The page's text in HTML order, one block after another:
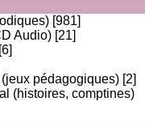
[981]
Audio) [21]
[6]
pédagogiques) [2]
(histoires, comptines)